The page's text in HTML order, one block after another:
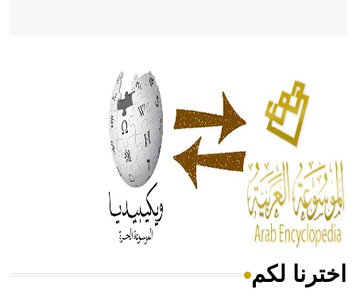
الحكم، الأدلة، تنظيم التغذية، ورسالته في جروح الرأس. ويعود
له الفضل بأنه حرر الطب من الدين والفلسفة.
- هل تعلم أن المرجان إفراز حيواني يتكون في البحر ويتركب
من مادة كربونات الكلسيوم، وهو أحمر أو شديد الحمرة وهو
أجود أنواعه، ويمتاز بكبر الحجم ويسمى الش
هل تعلم أن الأبسيد كلمة فرنسية اللفظ تم اعتمادها مصطلحاً
اخترنا لكم